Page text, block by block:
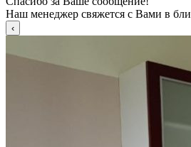
Наш менеджер свяжется с Вами в